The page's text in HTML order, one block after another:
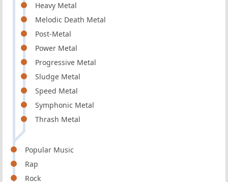
Heavy Metal
Melodic Death Metal
Post-Metal
Power Metal
Progressive Metal
Sludge Metal
Speed Metal
Symphonic Metal
Thrash Metal
Popular Music
Rap
Rock